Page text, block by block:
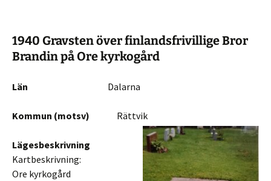
1940 Gravsten över finlandsfrivillige Bror
Brandin på Ore kyrkogård
Län Dalarna
Kommun (motsv) Rättvik
Lägesbeskrivning
Kartbeskrivning:
Ore kyrkogård